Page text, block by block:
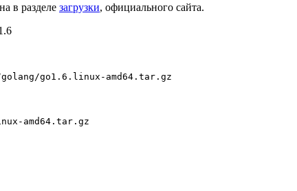
в разделе загрузки, официального сайта.